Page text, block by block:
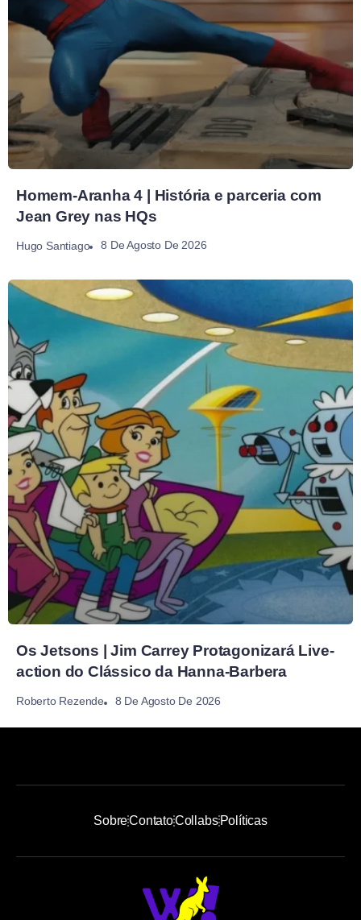
Homem-Aranha 4 | História e parceria com
Jean Grey nas HQs
Hugo Santiago 8 De Agosto De 2026
Os Jetsons | Jim Carrey Protagonizará Live-
action do Clássico da Hanna-Barbera
Roberto Rezende 8 De Agosto De 2026
SobreContatoCollabsPolíticas